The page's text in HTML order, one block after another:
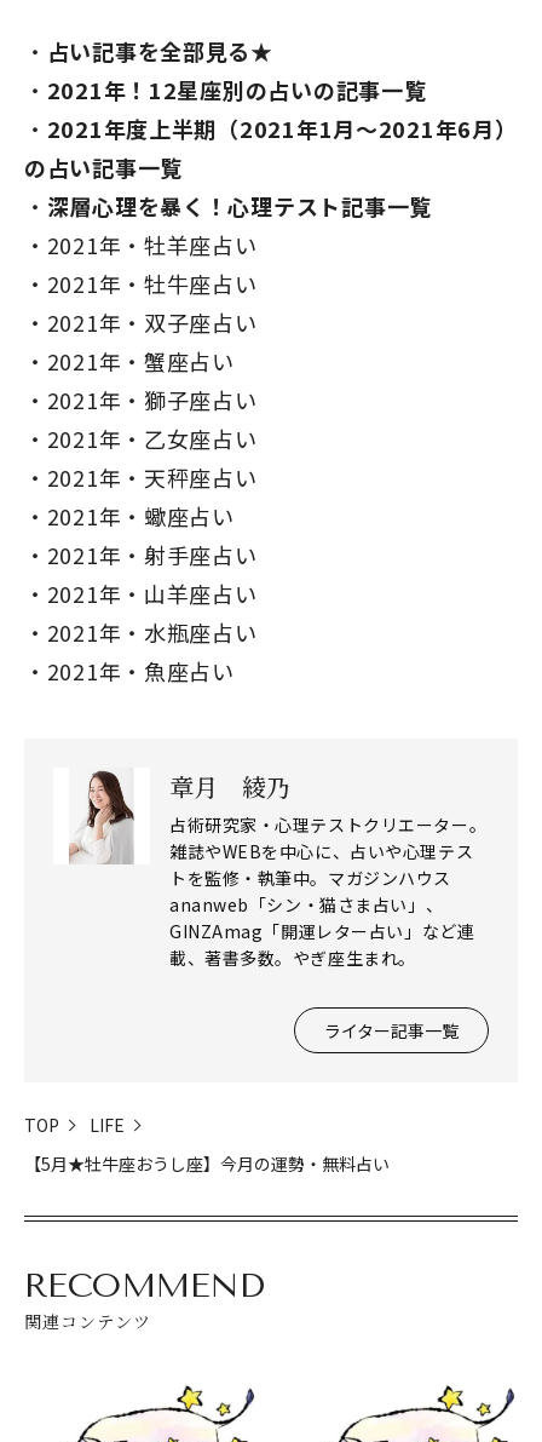
占い記事を全部見る★
2021年！12星座別の占いの記事一覧
2021年度上半期（2021年1月～2021年6月）
の占い記事一覧
深層心理を暴く！心理テスト記事一覧
2021年・牡羊座占い
2021年・牡牛座占い
2021年・双子座占い
2021年・蟹座占い
2021年・獅子座占い
2021年・乙女座占い
2021年・天秤座占い
2021年・蠍座占い
2021年・射手座占い
2021年・山羊座占い
2021年・水瓶座占い
2021年・魚座占い
章月 綾乃
占術研究家・心理テストクリエーター。
雑誌やWEBを中心に、占いや心理テス
トを監修・執筆中。マガジンハウス
ananweb「シン・猫さま占い」、
GINZAmag「開運レター占い」など連
載、著書多数。やぎ座生まれ。
ライター記事一覧
TOP
LIFE
【5月★牡牛座おうし座】今月の運勢・無料占い
RECOMMEND
関連コンテンツ